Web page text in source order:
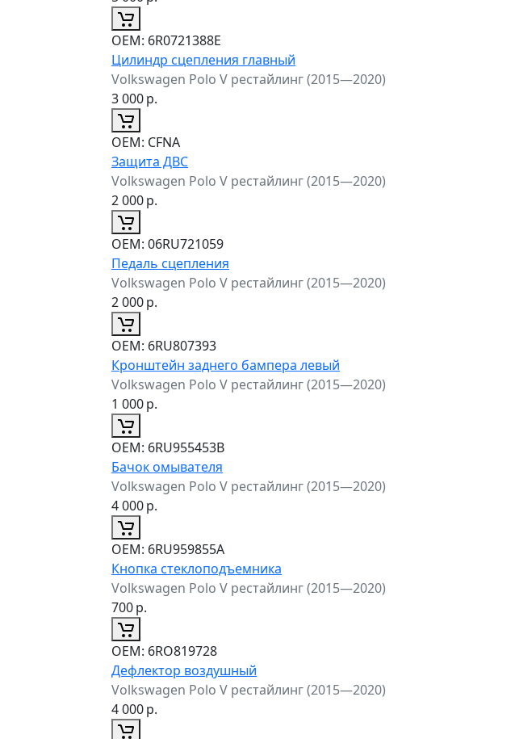
ОЕМ: 6R0721388E
Цилиндр сцепления главный
Volkswagen Polo V рестайлинг (2015—2020)
3 000р.
ОЕМ: CFNA
Защита ДВС
Volkswagen Polo V рестайлинг (2015—2020)
2 000р.
ОЕМ: 06RU721059
Педаль сцепления
Volkswagen Polo V рестайлинг (2015—2020)
2 000р.
ОЕМ: 6RU807393
Кронштейн заднего бампера левый
Volkswagen Polo V рестайлинг (2015—2020)
1 000р.
ОЕМ: 6RU955453B
Бачок омывателя
Volkswagen Polo V рестайлинг (2015—2020)
4 000р.
ОЕМ: 6RU959855A
Кнопка стеклоподъемника
Volkswagen Polo V рестайлинг (2015—2020)
700р.
ОЕМ: 6RO819728
Дефлектор воздушный
Volkswagen Polo V рестайлинг (2015—2020)
4 000р.